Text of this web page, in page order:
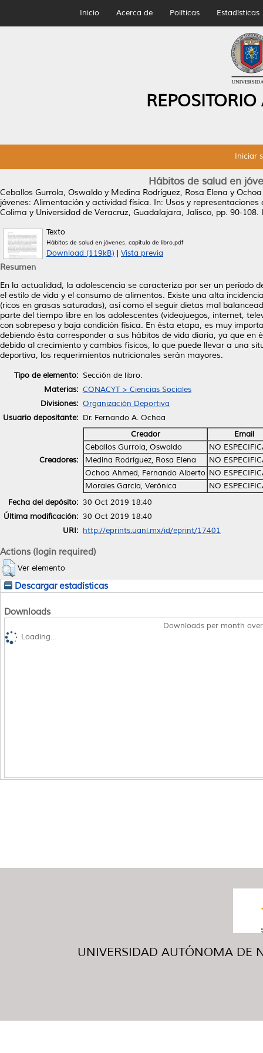
Inicio Acerca de Políticas Estadísticas
Iniciar
Hábitos de salud en
Ceballos Gurrola, Oswaldo y Medina Rodríguez, Rosa Elena y
jóvenes: Alimentación y actividad física. In: Usos y
Colima y Universidad de Veracruz, Guadalajara, Jalisco, pp. 90-108.
Texto
Hábitos de salud en jóvenes. capítulo de libro.pdf
Download (119kB) Vista previa
Resumen
En la actualidad, la adolescencia se caracteriza por ser un período
el estilo de vida y el consumo de alimentos. Existe una alta
(ricos en grasas saturadas), así como el seguir dietas mal
parte del tiempo libre en los adolescentes (videojuegos, internet,
con sobrepeso y baja condición física. En ésta etapa, es muy
debiendo ésta corresponder a sus hábitos de vida diaria, ya que
debido al crecimiento y cambios físicos, lo que puede llevar a una
deportiva, los requerimientos nutricionales serán mayores.
Tipo de elemento: Sección de libro.
Materias: CONACYT > Ciencias Sociales
Divisiones: Organización Deportiva
Usuario depositante: Dr. Fernando A. Ochoa
Creadores:
Creador
Email
Ceballos Gurrola, Oswaldo
NO
Medina Rodríguez, Rosa Elena
NO
Ochoa Ahmed, Fernando Alberto NO
Morales García, Verónica
NO
Fecha del depósito: 30 Oct 2019 18:40
Última modificación: 30 Oct 2019 18:40
URI: http://eprints.uanl.mx/id/eprint/17401
Actions (login required)
Ver elemento
Descargar estadísticas
Downloads
Downloads per month
Loading...
UNIVERSIDAD AUTÓNOMA DE